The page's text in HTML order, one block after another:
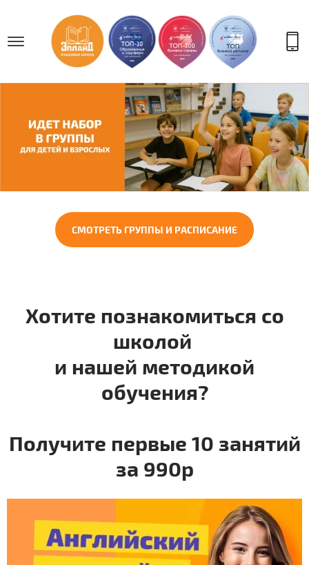
СМОТРЕТЬ ГРУППЫ И РАСПИСАНИЕ
Хотите познакомиться со
школой
и нашей методикой
обучения?
Получите первые 10 занятий
за 990р